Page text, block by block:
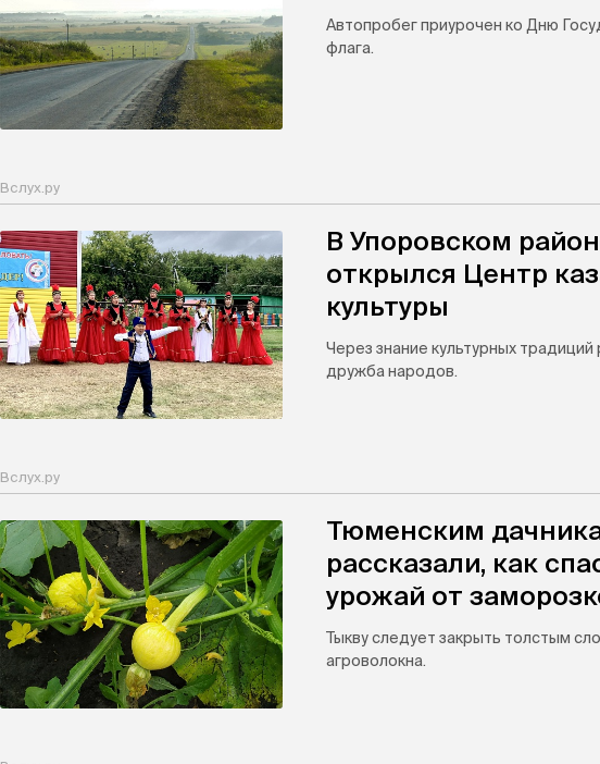
Автопробег приурочен ко Дню
флага.
Вслух.ру
В Упоровском
открылся Центр
культуры
Через знание культурных
дружба народов.
Вслух.ру
Тюменским
рассказали, как
урожай от
Тыкву следует закрыть толстым
агроволокна.